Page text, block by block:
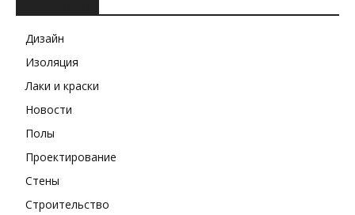
Дизайн
Изоляция
Лаки и краски
Новости
Полы
Проектирование
Стены
Строительство